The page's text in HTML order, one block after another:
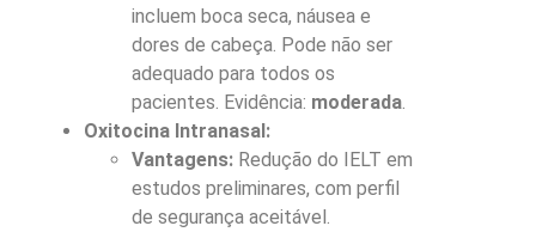
incluem boca seca, náusea e
dores de cabeça. Pode não ser
adequado para todos os
pacientes. Evidência: moderada
Oxitocina Intranasal:
Vantagens: Redução do IELT em
estudos preliminares, com perfil
de segurança aceitável.